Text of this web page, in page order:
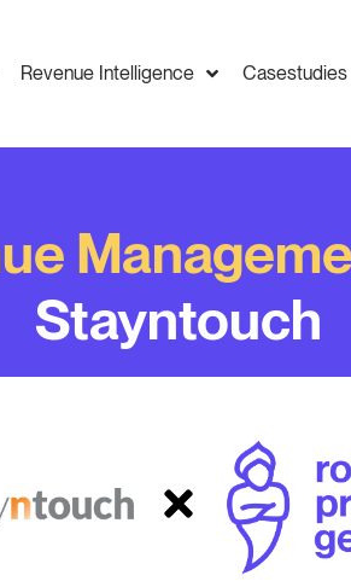
Revenue Intelligence Casestudies
Stayntouch